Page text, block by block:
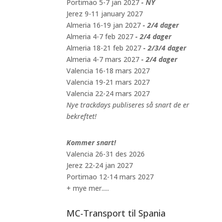
Portimao 5-7 jan 2027 - NY
Jerez 9-11 january 2027
Almeria 16-19 jan 2027 - 2/4 dager
Almeria 4-7 feb 2027 - 2/4 dager
Almeria 18-21 feb 2027 - 2/3/4 dager
Almeria 4-7 mars 2027 - 2/4 dager
Valencia 16-18 mars 2027
Valencia 19-21 mars 2027
Valencia 22-24 mars 2027
Nye trackdays publiseres så snart de er
bekreftet!
Kommer snart!
Valencia 26-31 des 2026
Jerez 22-24 jan 2027
Portimao 12-14 mars 2027
+ mye mer.....
MC-Transport til Spania